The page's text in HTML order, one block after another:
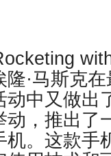
隆·马斯克在
动中又做出
动，推出了
机。这款手